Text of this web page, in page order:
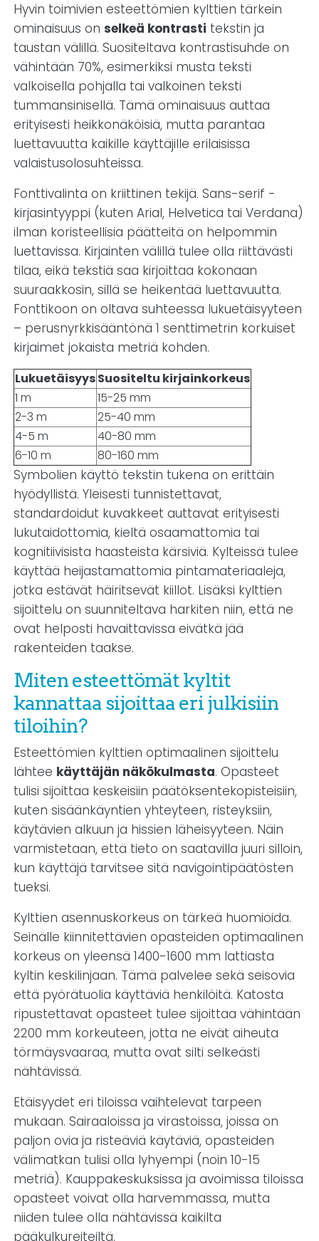
Hyvin toimivien esteettömien kylttien tärkein
ominaisuus onselkeä kontrasti tekstin ja
taustan välillä. Suositeltava kontrastisuhde on
vähintään 70%, esimerkiksi musta teksti
valkoisella pohjalla tai valkoinen teksti
tummansinisellä. Tämä ominaisuus auttaa
erityisesti heikkonäköisiä, mutta parantaa
luettavuutta kaikille käyttäjille erilaisissa
valaistusolosuhteissa.
Fonttivalinta on kriittinen tekijä. Sans-serif -
kirjasintyyppi (kuten Arial, Helvetica tai Verdana)
ilman koristeellisia päätteitä on helpommin
luettavissa. Kirjainten välillä tulee olla riittävästi
tilaa, eikä tekstiä saa kirjoittaa kokonaan
suuraakkosin, sillä se heikentää luettavuutta.
Fonttikoon on oltava suhteessa lukuetäisyyteen
– perusnyrkkisääntönä 1 senttimetrin korkuiset
kirjaimet jokaista metriä kohden.
LukuetäisyysSuositeltu kirjainkorkeus
1 m
15-25 mm
2-3 m
25-40 mm
4-5 m
40-80 mm
6-10 m
80-160 mm
Symbolien käyttö tekstin tukena on erittäin
hyödyllistä. Yleisesti tunnistettavat,
standardoidut kuvakkeet auttavat erityisesti
lukutaidottomia, kieltä osaamattomia tai
kognitiivisista haasteista kärsiviä. Kylteissä tulee
käyttää heijastamattomia pintamateriaaleja,
jotka estävät häiritsevät kiillot. Lisäksi kylttien
sijoittelu on suunniteltava harkiten niin, että ne
ovat helposti havaittavissa eivätkä jää
rakenteiden taakse.
Miten esteettömät kyltit
kannattaa sijoittaa eri julkisiin
tiloihin?
Esteettömien kylttien optimaalinen sijoittelu
lähtee käyttäjän näkökulmasta. Opasteet
tulisi sijoittaa keskeisiin päätöksentekopisteisiin,
kuten sisäänkäyntien yhteyteen, risteyksiin,
käytävien alkuun ja hissien läheisyyteen. Näin
varmistetaan, että tieto on saatavilla juuri silloin,
kun käyttäjä tarvitsee sitä navigointipäätösten
tueksi.
Kylttien asennuskorkeus on tärkeä huomioida.
Seinälle kiinnitettävien opasteiden optimaalinen
korkeus on yleensä 1400-1600 mm lattiasta
kyltin keskilinjaan. Tämä palvelee sekä seisovia
että pyörätuolia käyttäviä henkilöitä. Katosta
ripustettavat opasteet tulee sijoittaa vähintään
2200 mm korkeuteen, jotta ne eivät aiheuta
törmäysvaaraa, mutta ovat silti selkeästi
nähtävissä.
Etäisyydet eri tiloissa vaihtelevat tarpeen
mukaan. Sairaaloissa ja virastoissa, joissa on
paljon ovia ja risteäviä käytäviä, opasteiden
välimatkan tulisi olla lyhyempi (noin 10-15
metriä). Kauppakeskuksissa ja avoimissa tiloissa
opasteet voivat olla harvemmassa, mutta
niiden tulee olla nähtävissä kaikilta
pääkulkureiteiltä.